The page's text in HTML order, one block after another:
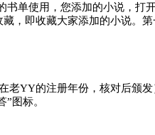
单使用，您添加的小说，打
，即收藏大家添加的小说。第
老YY的注册年份，核对后颁发
图标。